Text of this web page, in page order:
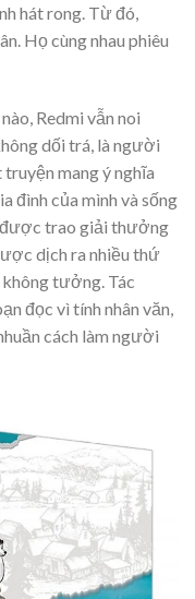
hát rong. Từ đó,
Họ cùng nhau phiêu
Redmi vẫn noi
dối trá, là người
mang ý nghĩa
đình của mình và sống
được trao giải thưởng
dịch ra nhiều thứ
tưởng. Tác
đọc vì tính nhân văn,
cách làm người